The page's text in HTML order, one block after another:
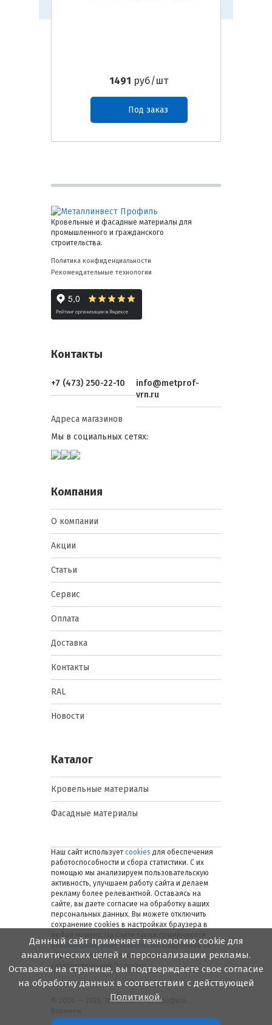
1491 руб/шт
Под заказ
Кровельные и фасадные материалы для
промышленного и гражданского
строительства.
Политика конфиденциальности
Рекомендательные технологии
Контакты
+7 (473) 250-22-10
info@metprof-
vrn.ru
Адреса магазинов
Мы в социальных сетях:
Компания
О компании
Акции
Статьи
Сервис
Оплата
Доставка
Контакты
RAL
Новости
Каталог
Кровельные материалы
Фасадные материалы
Наш сайт использует cookies для обеспечения
работоспособности и сбора статистики. С их
помощью мы анализируем пользовательскую
активность, улучшаем работу сайта и делаем
рекламу более релевантной. Оставаясь на
сайте, вы даете согласие на обработку ваших
персональных данных. Вы можете отключить
сохранение cookies в настройках браузера в
рекомендательные технологии. Подробнее об
обработке персональных данных — в
соответствующей
Политике.
© 2006 — 2026. Металлинвест Профиль.
Данный сайт применяет технологию cookie для
аналитических целей и персонализации рекламы.
Оставаясь на странице, вы подтверждаете свое согласие
на обработку данных в соответствии с действующей
Политикой.